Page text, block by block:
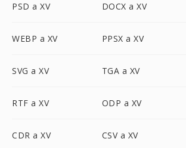
PSD a XV DOCX a XV
WEBP a XV PPSX a XV
SVG a XV TGA a XV
RTF a XV ODP a XV
CDR a XV CSV a XV